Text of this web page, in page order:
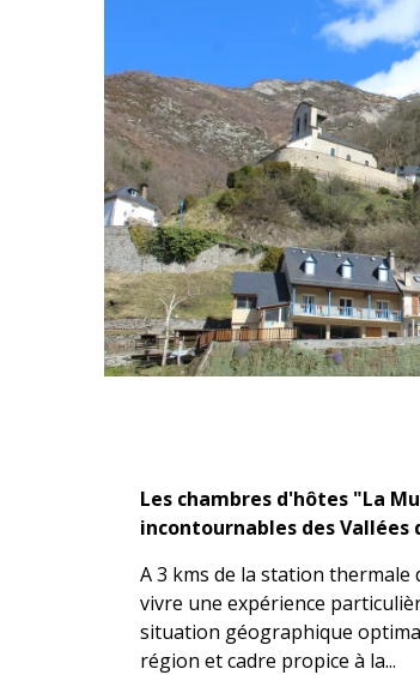
Les chambres d'hôtes "La
incontournables des Vallées
A 3 kms de la station thermale
vivre une expérience
situation géographique
région et cadre propice à la...